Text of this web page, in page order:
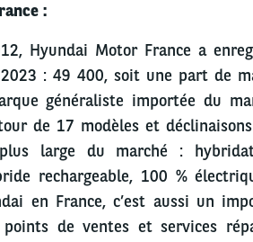
:
Hyundai Motor France a
: 49 400, soit une part de
généraliste importée du
de 17 modèles et
large du marché :
rechargeable, 100 %
en France, c’est aussi un
de ventes et services